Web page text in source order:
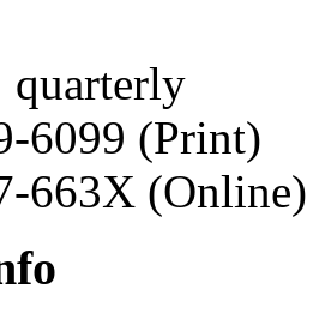
quarterly
6099 (Print)
663X (Online)